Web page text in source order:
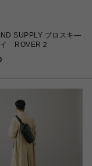
SUPPLY ブロスキ―
イ ROVER２